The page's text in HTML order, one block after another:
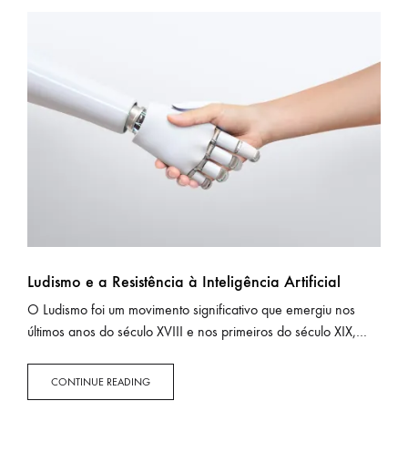
Ludismo e a Resistência à Inteligência Artificial
O Ludismo foi um movimento significativo que emergiu nos
últimos anos do século XVIII e nos primeiros do século XIX,
CONTINUE READING